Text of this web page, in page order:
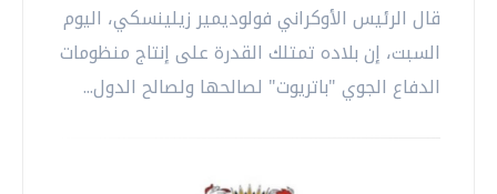
قال الرئيس الأوكراني فولوديمير زيلينسكي، اليوم
السبت، إن بلاده تمتلك القدرة على إنتاج منظومات
الدفاع الجوي "باتريوت" لصالحها ولصالح الدول...